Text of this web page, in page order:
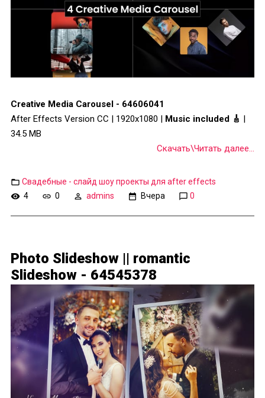
Creative Media Carousel - 64606041
After Effects Version CC | 1920x1080 | Music included 🎸 |
34.5 MB
Скачать\Читать далее...
Свадебные - слайд шоу проекты для after effects
4
0 admins Вчера 0
Photo Slideshow || romantic
Slideshow - 64545378